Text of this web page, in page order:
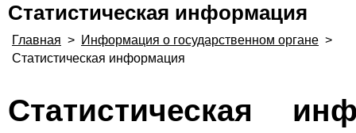
Статистическая информация
Главная > Информация о государственном органе >
Статистическая информация
Статистическая